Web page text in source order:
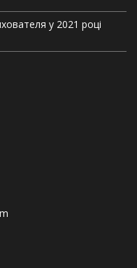
у 2021 році